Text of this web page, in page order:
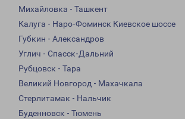
Михайловка - Ташкент
Калуга - Наро-Фоминск Киевское шоссе
Губкин - Александров
Углич - Спасск-Дальний
Рубцовск - Тара
Великий Новгород - Махачкала
Стерлитамак - Нальчик
Буденновск - Тюмень